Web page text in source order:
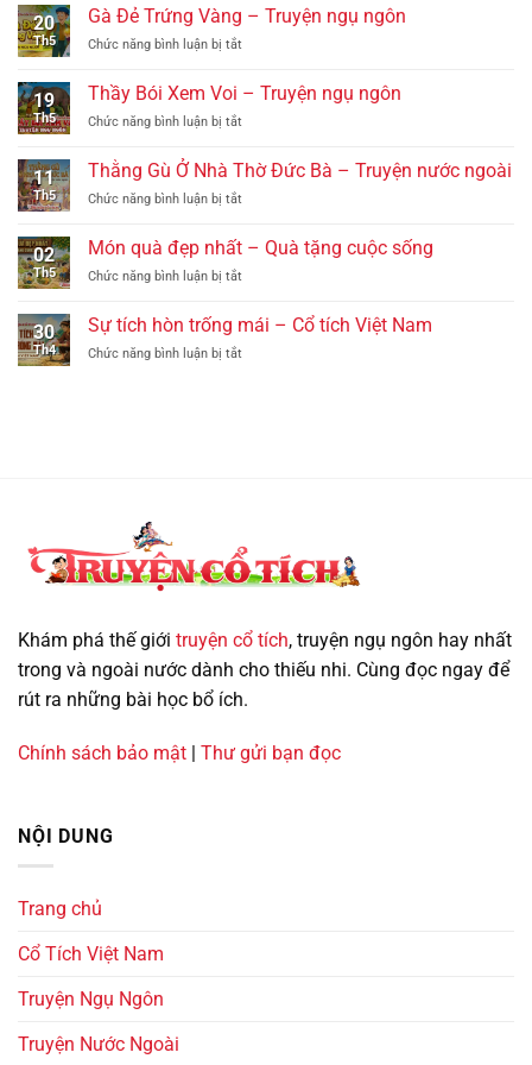
cuộc
Chim
Bồ
ngụ
20
Th5
Gà Đẻ Trứng Vàng – Truyện ngụ ngôn
Chức năng bình luận bị tắtở
Trứng
Vàng
Truyện
ngôn
19
Th5
Thầy Bói Xem Voi – Truyện ngụ ngôn
Chức năng bình luận bị tắtở
Bói
Xem
Voi
Truyện
ngôn
11
Th5
Thằng Gù Ở Nhà Thờ Đức Bà – Truyện nước ngoài
Chức năng bình luận bị tắtở
Ở
Nhà
Đức
–
02
Th5
Món quà đẹp nhất – Quà tặng cuộc sống
Chức năng bình luận bị tắtở
quà
đẹp
nhất
30
Th4
Sự tích hòn trống mái – Cổ tích Việt Nam
Chức năng bình luận bị tắtở
Nam
Khám phá thế giới truyện cổ tích, truyện ngụ ngôn hay nhất
trong và ngoài nước dành cho thiếu nhi. Cùng đọc ngay để
rút ra những bài học bổ ích.
Chính sách bảo mật Thư gửi bạn đọc
NỘI DUNG
Trang chủ
Cổ Tích Việt Nam
Truyện Ngụ Ngôn
Truyện Nước Ngoài